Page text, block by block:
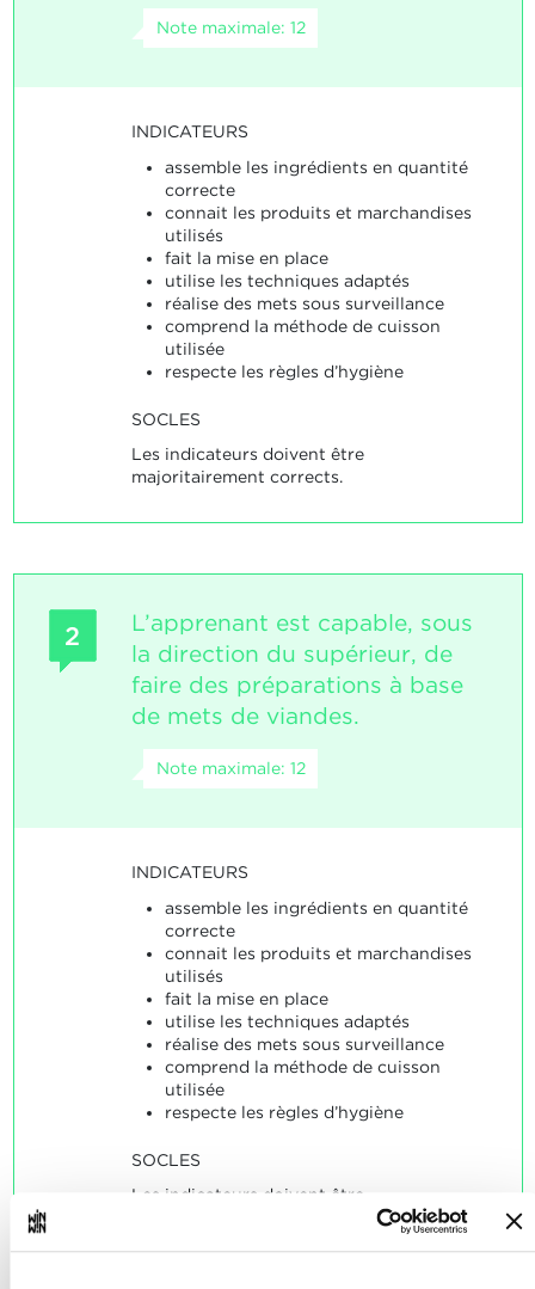
Note maximale: 12
INDICATEURS
assemble les ingrédients en quantité
correcte
connait les produits et marchandises
utilisés
fait la mise en place
utilise les techniques adaptés
réalise des mets sous surveillance
comprend la méthode de cuisson
utilisée
respecte les règles d’hygiène
SOCLES
Les indicateurs doivent être
majoritairement corrects.
2
L’apprenant est capable, sous
la direction du supérieur, de
faire des préparations à base
de mets de viandes.
Note maximale: 12
INDICATEURS
assemble les ingrédients en quantité
correcte
connait les produits et marchandises
utilisés
fait la mise en place
utilise les techniques adaptés
réalise des mets sous surveillance
comprend la méthode de cuisson
utilisée
respecte les règles d’hygiène
SOCLES
Les indicateurs doivent être